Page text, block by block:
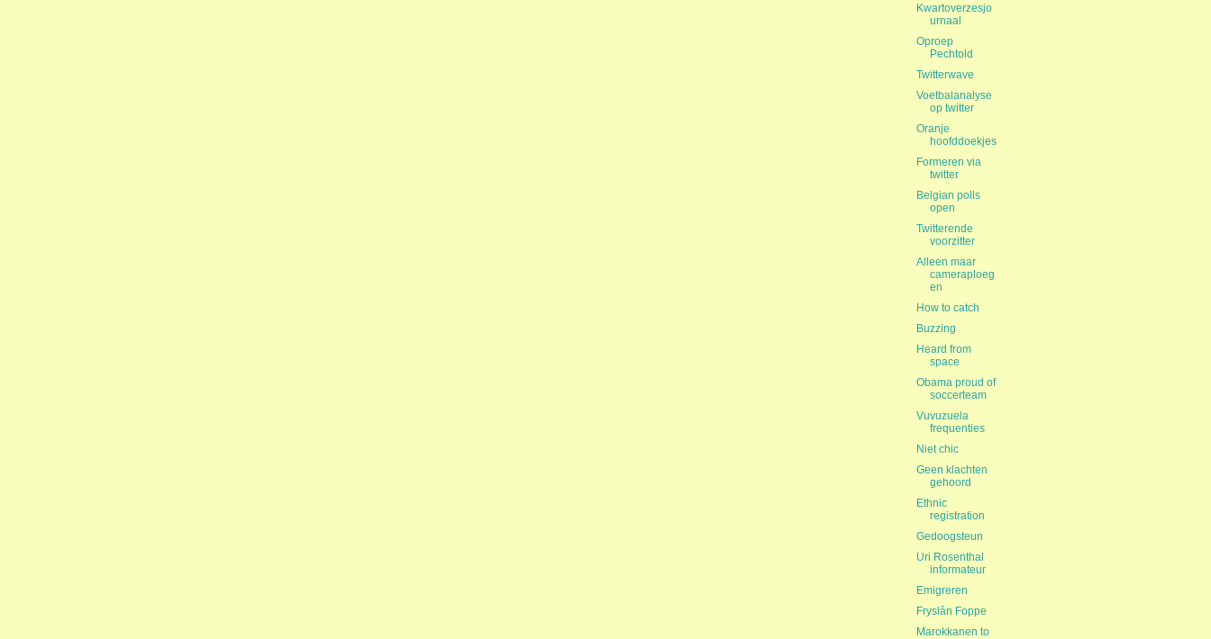
Kwartoverzesjo
urnaal
Oproep
Pechtold
Twitterwave
Voetbalanalyse
op twitter
Oranje
hoofddoekjes
Formeren via
twitter
Belgian polls
open
Twitterende
voorzitter
Alleen maar
cameraploeg
en
How to catch
Buzzing
Heard from
space
Obama proud of
soccerteam
Vuvuzuela
frequenties
Niet chic
Geen klachten
gehoord
Ethnic
registration
Gedoogsteun
Uri Rosenthal
informateur
Emigreren
Fryslân Foppe
Marokkanen to